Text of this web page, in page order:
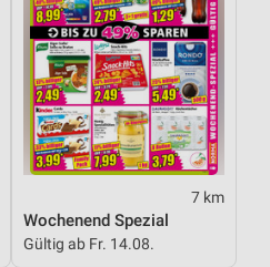
7 km
Wochenend Spezial
Gültig ab Fr. 14.08.